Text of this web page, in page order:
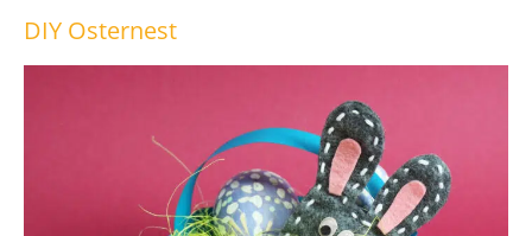
DIY Osternest